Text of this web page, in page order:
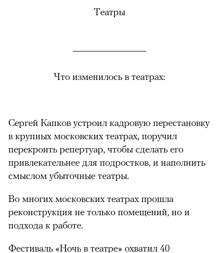
Театры
Что изменилось в театрах:
Сергей Капков устроил кадровую перестановку
в крупных московских театрах, поручил
перекроить репертуар, чтобы сделать его
привлекательнее для подростков, и наполнить
смыслом убыточные театры.
Во многих московских театрах прошла
реконструкция не только помещений, но и
подхода к работе.
Фестиваль «Ночь в театре» охватил 40